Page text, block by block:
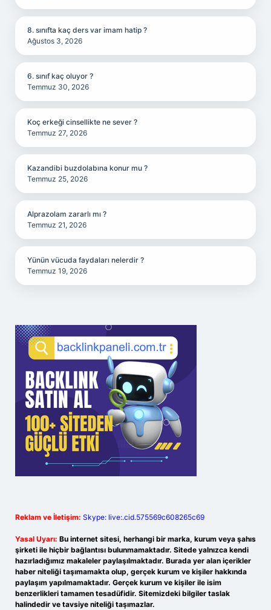
8. sınıfta kaç ders var imam hatip ?
Ağustos 3, 2026
6. sınıf kaç oluyor ?
Temmuz 30, 2026
Koç erkeği cinsellikte ne sever ?
Temmuz 27, 2026
Kazandibi buzdolabına konur mu ?
Temmuz 25, 2026
Alprazolam zararlı mı ?
Temmuz 21, 2026
Yünün vücuda faydaları nelerdir ?
Temmuz 19, 2026
Reklam ve İletişim: Skype: live:.cid.575569c608265c69
Yasal Uyarı: Bu internet sitesi, herhangi bir marka, kurum veya şahıs
şirketi ile hiçbir bağlantısı bulunmamaktadır. Sitede yalnızca kendi
hazırladığımız makaleler paylaşılmaktadır. Burada yer alan içerikler
haber niteliği taşımamakta olup, gerçek kurum ve kişiler hakkında
paylaşım yapılmamaktadır. Gerçek kurum ve kişiler ile isim
benzerlikleri tamamen tesadüfidir. Sitemizdeki bilgiler taslak
halindedir ve tavsiye niteliği taşımazlar.